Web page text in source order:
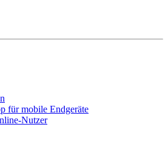
für mobile Endgeräte
Nutzer